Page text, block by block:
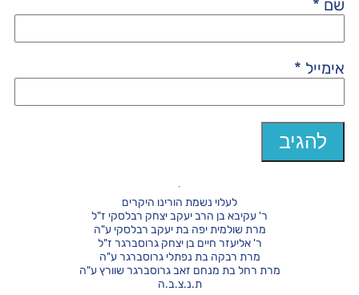
שם *
אימייל *
לעלוי נשמת הורינו היקרים
ר' עקיבא בן הרב יעקב יצחק רבלסקי ז"ל
מרת שולמית יפה בת יעקב רבלסקי ע"ה
ר' אליעזר חיים בן יצחק גרוסברגר ז"ל
מרת רבקה בת נפתלי גרוסברגר ע"ה
מרת רחל בת מנחם זאב גרוסברגר שוורץ ע"ה
ת.נ.צ.ב.ה